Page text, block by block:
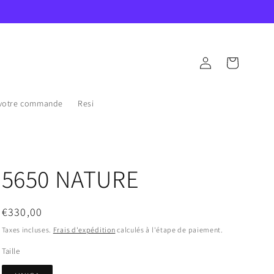
commande Resi
Connexion Panier
5650 NATURE
Prix
habituel
€330,00
Taxes incluses. Frais d'expédition calculés à l'étape de paiement.
Taille